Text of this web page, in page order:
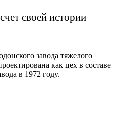
своей истории
завода тяжелого
как цех в составе
в 1972 году.